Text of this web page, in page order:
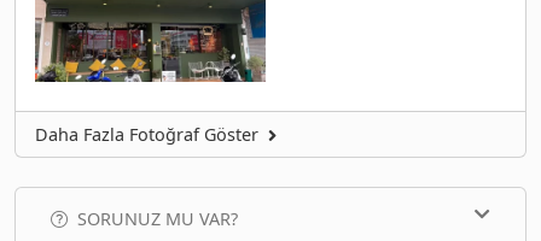
Daha Fazla Fotoğraf Göster
SORUNUZ MU VAR?